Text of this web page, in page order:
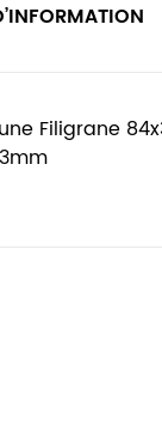
Filigrane